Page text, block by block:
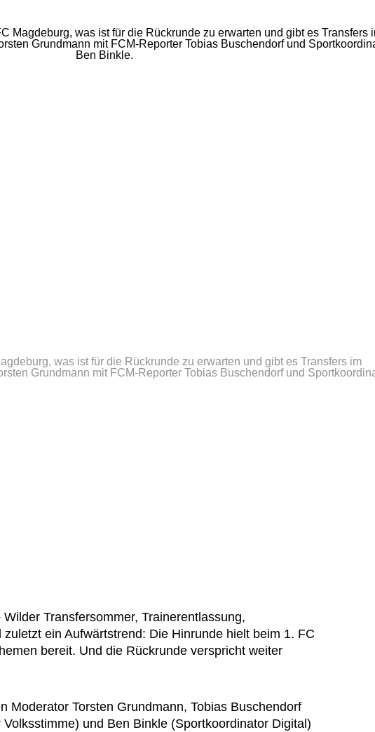
was ist für die Rückrunde zu erwarten und gibt es Transfers im
Grundmann mit FCM-Reporter Tobias Buschendorf und
Wilder Transfersommer, Trainerentlassung,
ein Aufwärtstrend: Die Hinrunde hielt beim 1. FC
bereit. Und die Rückrunde verspricht weiter
Moderator Torsten Grundmann, Tobias Buschendorf
und Ben Binkle (Sportkoordinator Digital)